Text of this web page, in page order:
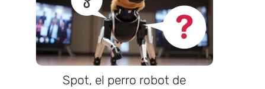
Spot, el perro robot de